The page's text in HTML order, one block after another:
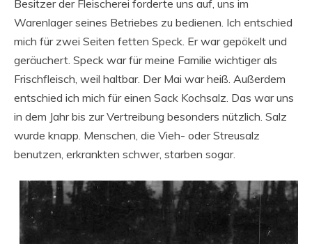
Besitzer der Fleischerei forderte uns auf, uns im
Warenlager seines Betriebes zu bedienen. Ich entschied
mich für zwei Seiten fetten Speck. Er war gepökelt und
geräuchert. Speck war für meine Familie wichtiger als
Frischfleisch, weil haltbar. Der Mai war heiß. Außerdem
entschied ich mich für einen Sack Kochsalz. Das war uns
in dem Jahr bis zur Vertreibung besonders nützlich. Salz
wurde knapp. Menschen, die Vieh- oder Streusalz
benutzen, erkrankten schwer, starben sogar.